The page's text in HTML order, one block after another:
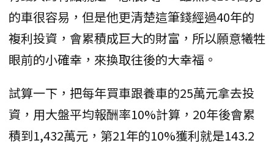
的車很容易，但是他更清楚這筆錢經過40年的
複利投資，會累積成巨大的財富，所以願意犧牲
眼前的小確幸，來換取往後的大幸福。
試算一下，把每年買車跟養車的25萬元拿去投
資，用大盤平均報酬率10%計算，20年後會累
積到1,432萬元，第21年的10%獲利就是143.2